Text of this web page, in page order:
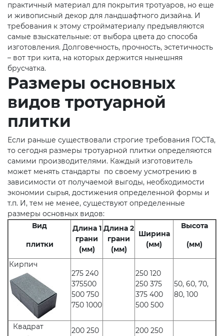
практичный материал для покрытия тротуаров, но еще
и живописный декор для ландшафтного дизайна. И
требования к этому стройматериалу предъявляются
самые взыскательные: от выбора цвета до способа
изготовления. Долговечность, прочность, эстетичность
– вот три кита, на которых держится нынешняя
брусчатка.
Размеры основных
видов тротуарной
плитки
Если раньше существовали строгие требования ГОСТа,
то сегодня размеры тротуарной плитки определяются
самими производителями. Каждый изготовитель
может менять стандарты по своему усмотрению в
зависимости от получаемой выгоды, необходимости
экономии сырья, достижения определенной формы и
т.п. И, тем не менее, существуют определенные
размеры основных видов:
Вид
плитки
Длина 1
грани
(мм)
Длина 2
грани
(мм)
Ширина
(мм)
Высота
(мм)
Кирпич
275 240
375500
500 750
750 1000
250 120
250 375
375 400
500 500
50, 60, 70,
80, 100
Квадрат
200 250
200 250